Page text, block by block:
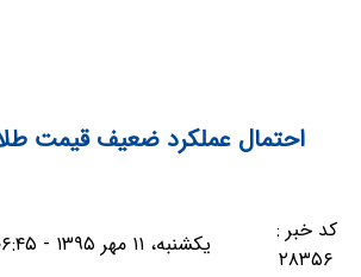
احتمال عملکرد ضعیف قیمت طلا
کد خبر :
۲۸۳۵۶
یکشنبه، ۱۱ مهر ۱۳۹۵ - ۱۱:۰۶:۴۵